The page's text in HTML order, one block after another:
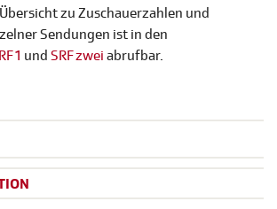
zu Zuschauerzahlen und
Sendungen ist in den
1 und SRF zwei abrufbar.